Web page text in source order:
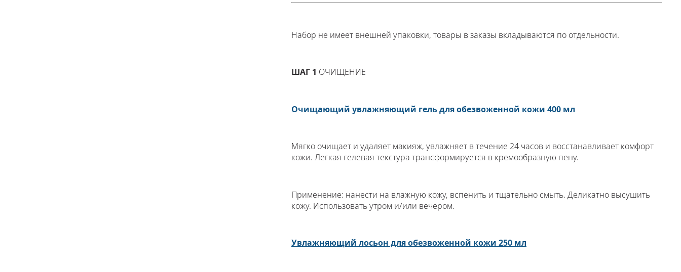
Набор не имеет внешней упаковки, товары в заказы вкладываются по отдельности.
ШАГ 1 ОЧИЩЕНИЕ
Очищающий увлажняющий гель для обезвоженной кожи 400 мл
Мягко очищает и удаляет макияж, увлажняет в течение 24 часов и восстанавливает комфорт
кожи. Легкая гелевая текстура трансформируется в кремообразную пену.
Применение: нанести на влажную кожу, вспенить и тщательно смыть. Деликатно высушить
кожу. Использовать утром и/или вечером.
Увлажняющий лосьон для обезвоженной кожи 250 мл